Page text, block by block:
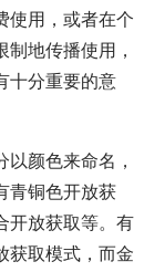
用，或者在个
地传播使用，
十分重要的意
颜色来命名，
青铜色开放获
开放获取等。有
获取模式，而金